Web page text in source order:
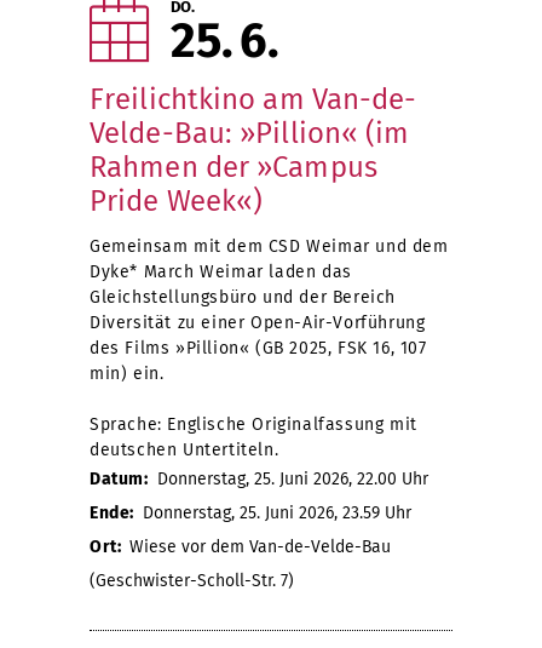
DO.
25 6
Freilichtkino am Van-de-
Velde-Bau: »Pillion« (im
Rahmen der »Campus
Pride Week«)
Gemeinsam mit dem CSD Weimar und dem
Dyke* March Weimar laden das
Gleichstellungsbüro und der Bereich
Diversität zu einer Open-Air-Vorführung
des Films »Pillion« (GB 2025, FSK 16, 107
min) ein.
Sprache: Englische Originalfassung mit
deutschen Untertiteln.
Datum: Donnerstag, 25. Juni 2026, 22.00 Uhr
Ende: Donnerstag, 25. Juni 2026, 23.59 Uhr
Ort: Wiese vor dem Van-de-Velde-Bau
(Geschwister-Scholl-Str. 7)